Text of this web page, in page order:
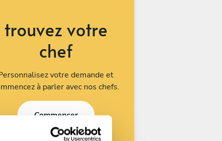
trouvez votre
chef
votre demande et
à parler avec nos chefs.
Commencer